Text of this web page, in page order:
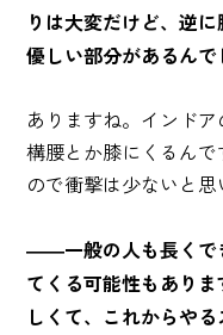
りは大変だけど、逆
優しい部分があるんで
ありますね。インド
構腰とか膝にくるん
ので衝撃は少ないと思
――一般の人も長くで
てくる可能性もあり
しくて、これからや